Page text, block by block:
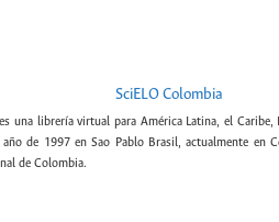
SciELO Colombia
una librería virtual para América Latina, el Caribe,
año de 1997 en Sao Pablo Brasil, actualmente en
de Colombia.